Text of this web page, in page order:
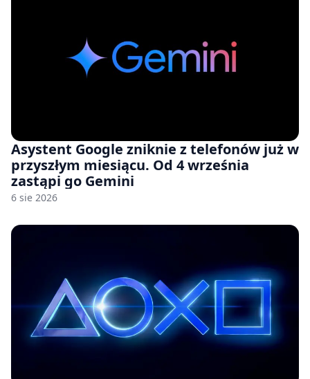
Asystent Google zniknie z telefonów już w
przyszłym miesiącu. Od 4 września
zastąpi go Gemini
6 sie 2026